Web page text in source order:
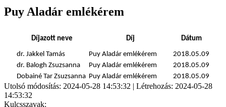
Puy Aladár emlékérem
Díjazott neve Díj Dátum
dr. Jakkel Tamás Puy Aladár emlékérem
2018.05.09
dr. Balogh Zsuzsanna
Puy Aladár emlékérem
2018.05.09
Dobainé Tar Zsuzsanna Puy Aladár emlékérem 2018.05.09
Utolsó módosítás: 2024-05-28 14:53:32 | Létrehozás: 2024-05-28
14:53:32
Kulcsszavak: